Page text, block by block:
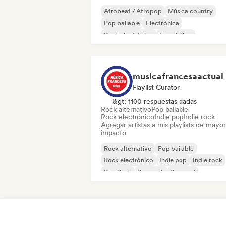
Afrobeat / Afropop
Música country
Pop bailable
Electrónica
Rock electrónico
French Pop
musicafrancesaactual
Playlist Curator
&gt; 1100 respuestas dadas
Rock alternativoPop bailable
Rock electrónicoIndie popIndie rock
Agregar artistas a mis playlists de mayor
impacto
Rock alternativo
Pop bailable
Rock electrónico
Indie pop
Indie rock
Pop Punk
Pop rock Pop soul